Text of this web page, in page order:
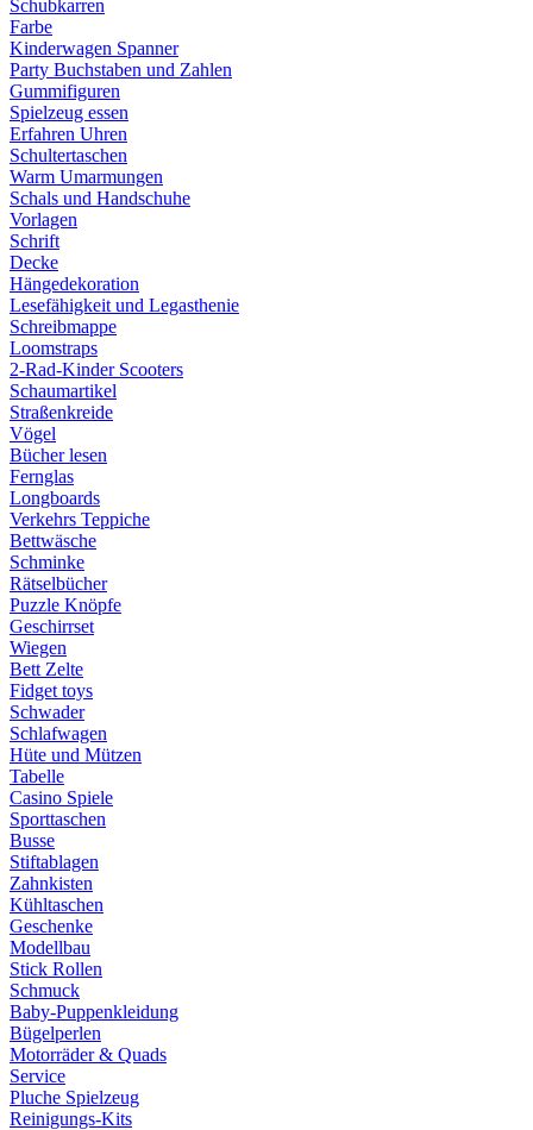
Schubkarren
Farbe
Kinderwagen Spanner
Party Buchstaben und Zahlen
Gummifiguren
Spielzeug essen
Erfahren Uhren
Schultertaschen
Warm Umarmungen
Schals und Handschuhe
Vorlagen
Schrift
Decke
Hängedekoration
Lesefähigkeit und Legasthenie
Schreibmappe
Loomstraps
2-Rad-Kinder Scooters
Schaumartikel
Straßenkreide
Vögel
Bücher lesen
Fernglas
Longboards
Verkehrs Teppiche
Bettwäsche
Schminke
Rätselbücher
Puzzle Knöpfe
Geschirrset
Wiegen
Bett Zelte
Fidget toys
Schwader
Schlafwagen
Hüte und Mützen
Tabelle
Casino Spiele
Sporttaschen
Busse
Stiftablagen
Zahnkisten
Kühltaschen
Geschenke
Modellbau
Stick Rollen
Schmuck
Baby-Puppenkleidung
Bügelperlen
Motorräder & Quads
Service
Pluche Spielzeug
Reinigungs-Kits